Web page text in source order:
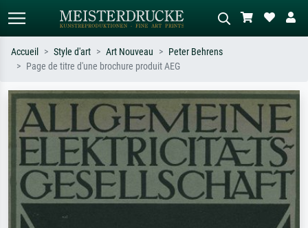
Recherchez par artiste, titre ou style –
ex. Monet, Nuit étoilée,
impressionnisme, vague de Hokusai,
nu.
Décrivez la scène – ex. prairie verte,
abstrait avec beaucoup de rouge,
tableau sombre, nu debout près d'un
arbre.
Accueil Style d'art Art Nouveau
Peter Behrens
Page de titre d'une brochure produit AEG